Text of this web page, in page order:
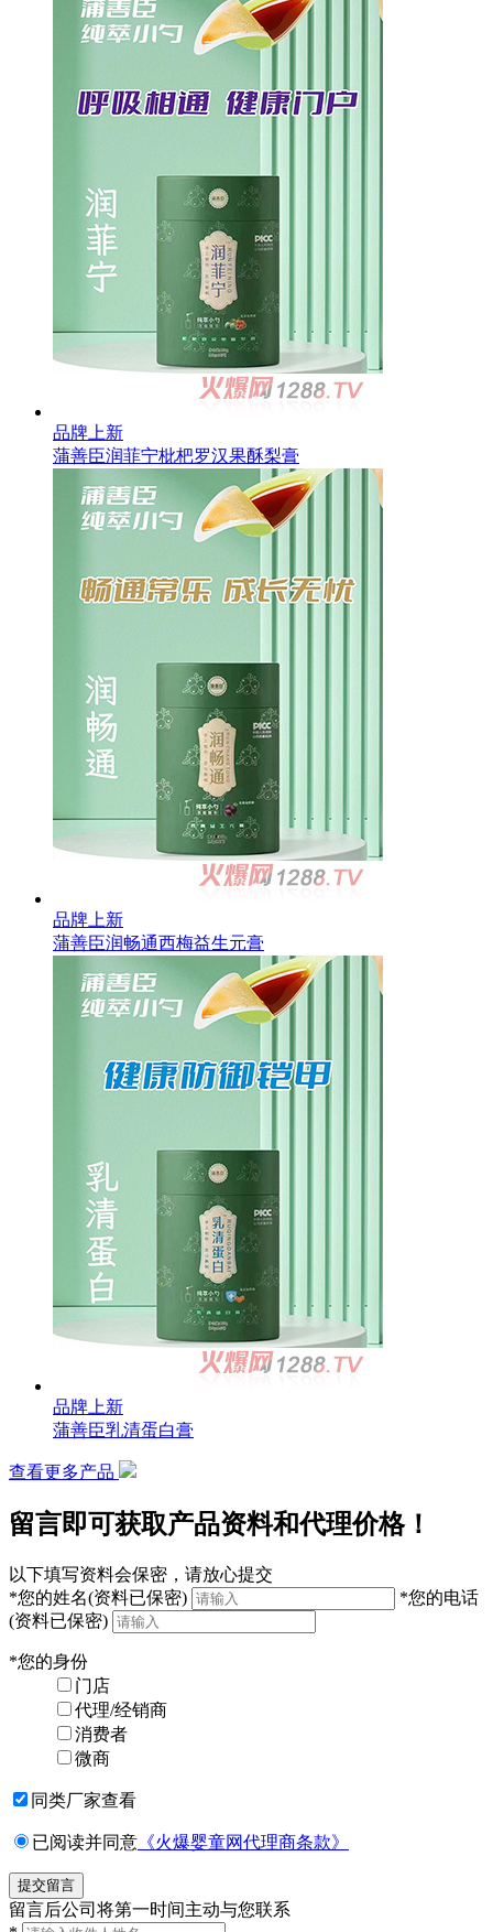
品牌上新
蒲善臣润菲宁枇杷罗汉果酥梨膏
品牌上新
蒲善臣润畅通西梅益生元膏
品牌上新
蒲善臣乳清蛋白膏
查看更多产品
留言即可获取产品资料和代理价格！
以下填写资料会保密，请放心提交
*您的姓名(资料已保密) *您的电话
(资料已保密)
*您的身份
门店
代理/经销商
消费者
微商
同类厂家查看
已阅读并同意 《火爆婴童网代理商条款》
留言后公司将第一时间主动与您联系